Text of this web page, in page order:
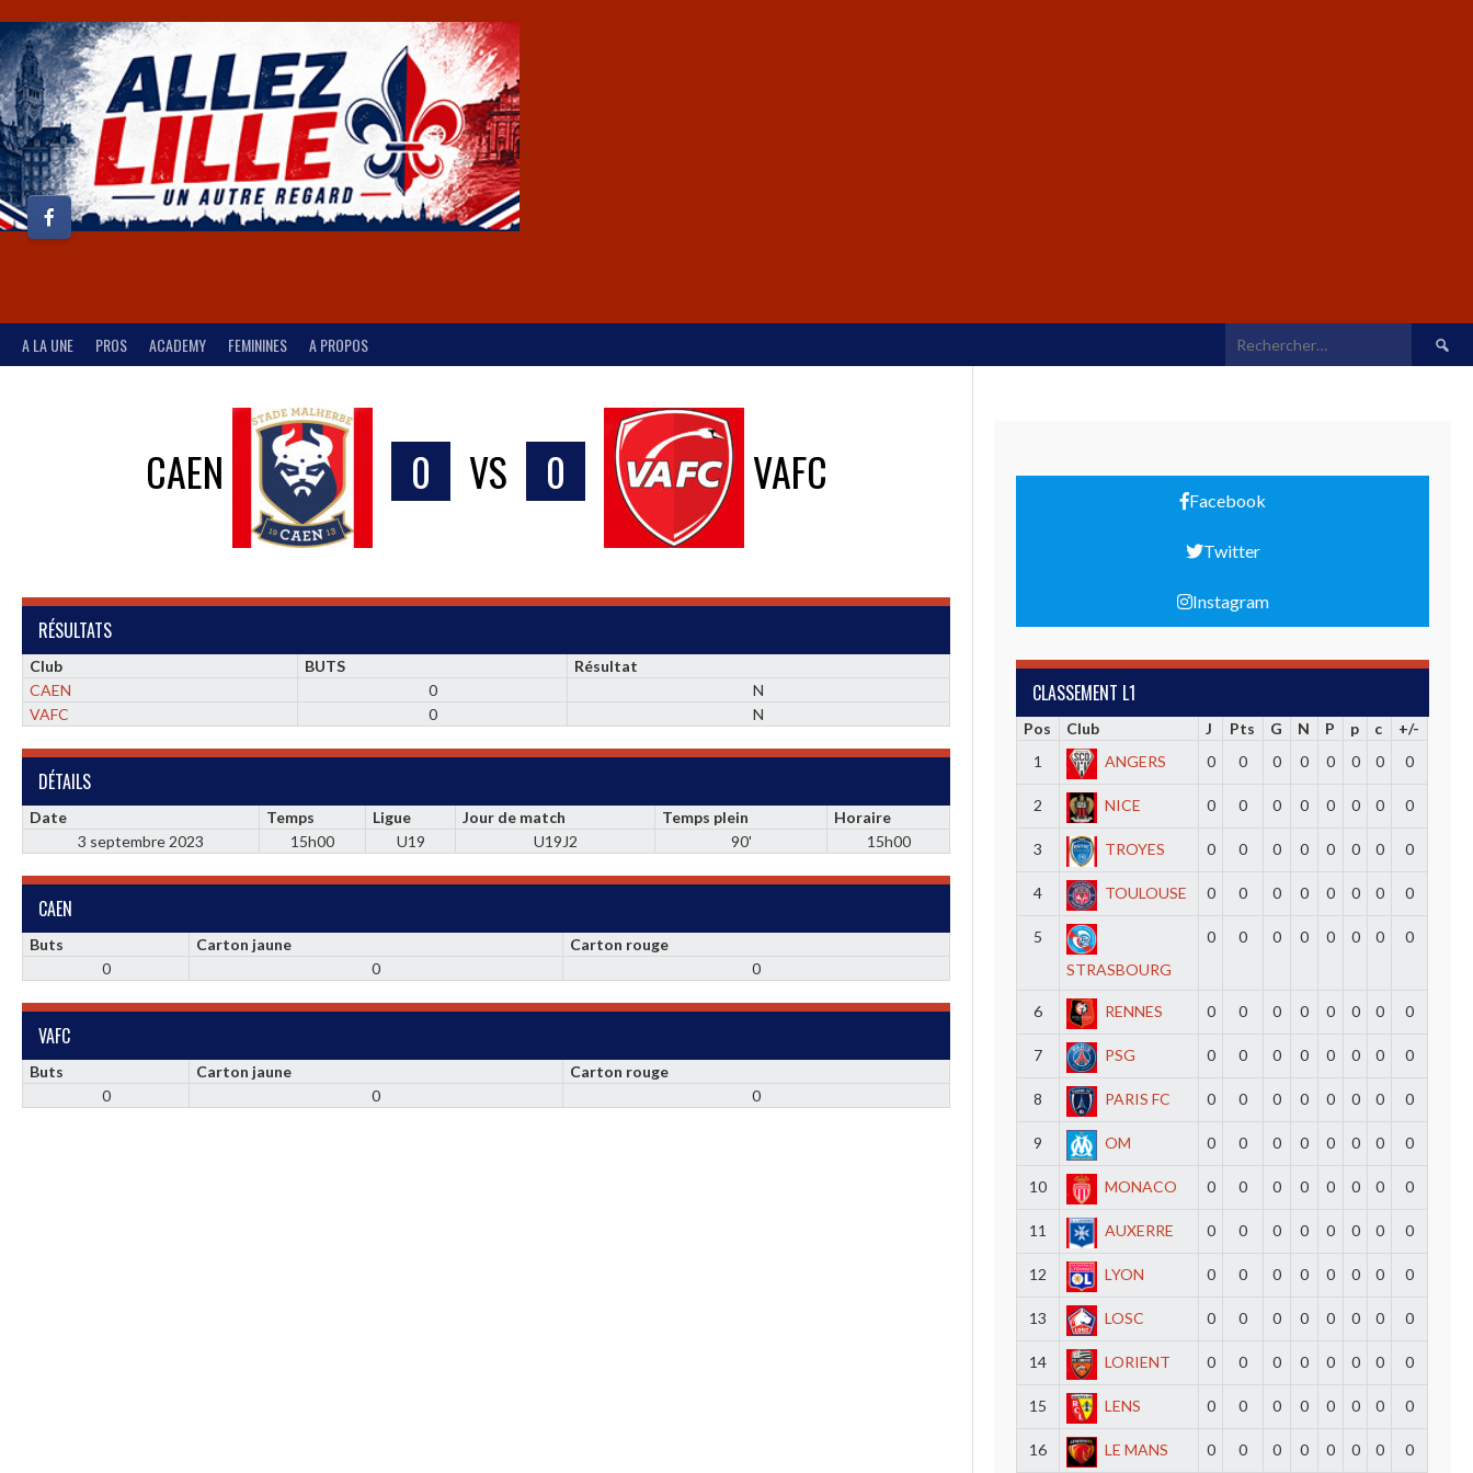
A LA UNE PROS ACADEMY FEMININES A PROPOS
CAEN 0 VS 0 VAFC
RÉSULTATS
Club BUTS
Résultat
CAEN
0
N
VAFC
0 N
DÉTAILS
Date Temps Ligue Jour de match Temps plein
Horaire
3 septembre 2023
15h00 U19 U19J2 90' 15h00
CAEN
Buts Carton jaune
Carton rouge
0
0 0
VAFC
Buts Carton jaune
Carton rouge
0
0 0
Facebook
Twitter
Instagram
CLASSEMENT L1
Pos Club J Pts G N P p c
+/-
1
ANGERS 0 0 0 0 0 0 0 0
2 NICE 0 0 0 0 0 0 0 0
3 TROYES 0 0 0 0 0 0 0 0
4 TOULOUSE 0 0 0 0 0 0 0 0
5
STRASBOURG
0 0 0 0 0 0 0 0
6 RENNES 0 0 0 0 0 0 0 0
7 PSG 0 0 0 0 0 0 0 0
8 PARIS FC 0 0 0 0 0 0 0 0
9 OM 0 0 0 0 0 0 0 0
10 MONACO 0 0 0 0 0 0 0 0
11 AUXERRE 0 0 0 0 0 0 0 0
12 LYON 0 0 0 0 0 0 0 0
13 LOSC 0 0 0 0 0 0 0 0
14 LORIENT 0 0 0 0 0 0 0 0
15 LENS 0 0 0 0 0 0 0 0
16 LE MANS 0 0 0 0 0 0 0 0